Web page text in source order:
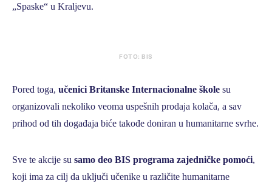
„Spaske“ u Kraljevu.
FOTO: BIS
Pored toga, učenici Britanske Internacionalne škole su
organizovali nekoliko veoma uspešnih prodaja kolača, a sav
prihod od tih događaja biće takođe doniran u humanitarne svrhe.
Sve te akcije su samo deo BIS programa zajedničke pomoći,
koji ima za cilj da uključi učenike u različite humanitarne